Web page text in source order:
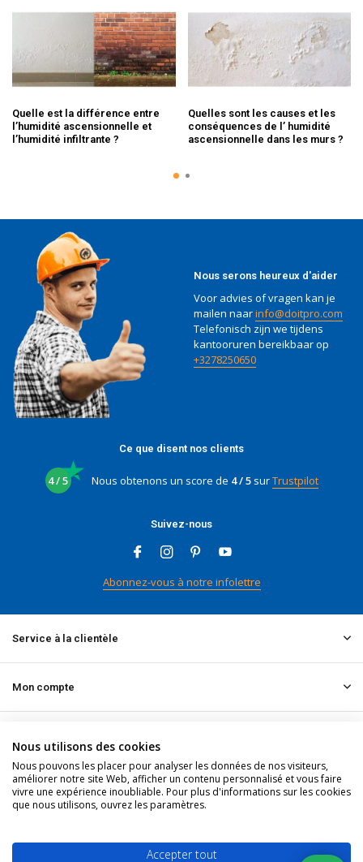
Quelle est la différence entre
l’humidité ascensionnelle et
l’humidité infiltrante ?
Quelles sont les causes et les
conséquences de l’ humidité
ascensionnelle dans les murs ?
Nous serons heureux d'aider
Voor advies of vragen kan je
mailen naarinfo@doitpro.com
Telefonisch zijn we tijdens
kantooruren bereikbaar op
+3278250650
Ce que disent nos clients
4 / 5 Nous obtenons un score de 4 / 5surTrustpilot
Suivez-nous
Abonnez-vous à notre infolettre
Service à la clientèle
Mon compte
Contact
Nous utilisons des cookies
Nous pouvons les placer pour analyser les données de nos visiteurs,
améliorer notre site Web, afficher un contenu personnalisé et vous faire
vivre une expérience inoubliable. Pour plus d'informations sur les cookies
que nous utilisons, ouvrez les paramètres.
Accepter tout